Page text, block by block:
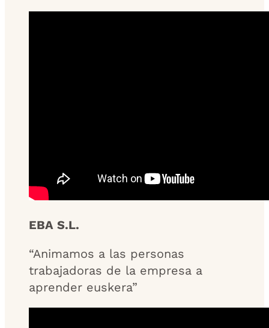
EBA S.L.
“Animamos a las personas
trabajadoras de la empresa a
aprender euskera”